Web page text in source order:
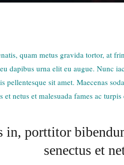
quam metus gravida tortor, at
dapibus urna elit eu augue. Nunc
sit amet. Maecenas
netus et malesuada fames ac
porttitor
senectus et